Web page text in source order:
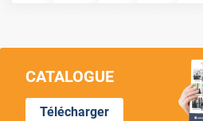
CATALOGUE
Télécharger